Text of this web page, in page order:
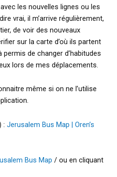
avec les nouvelles lignes ou les
vrai, il m’arrive régulièrement,
de voir des nouveaux
sur la carte d’où ils partent
permis de changer d’habitudes
lors de mes déplacements.
même si on ne l’utilise
: Jerusalem Bus Map | Oren’s
Bus Map / ou en cliquant